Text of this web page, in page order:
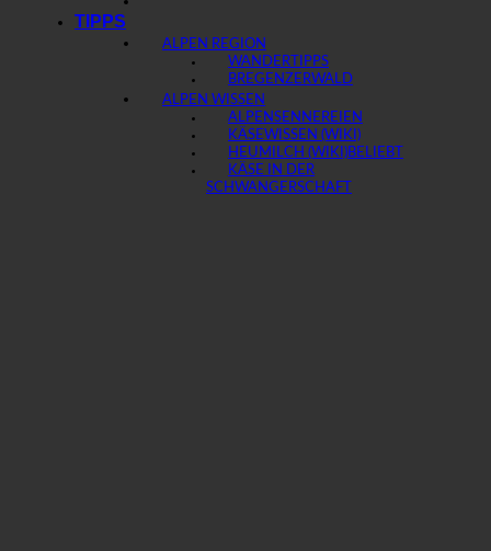
TIPPS
ALPEN REGION
WANDERTIPPS
BREGENZERWALD
ALPEN WISSEN
ALPENSENNEREIEN
KÄSEWISSEN (WIKI)
HEUMILCH (WIKI)
KÄSE IN DER
SCHWANGERSCHAFT